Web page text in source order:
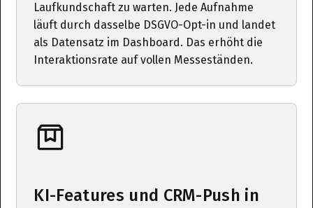
Laufkundschaft zu warten. Jede Aufnahme
läuft durch dasselbe DSGVO-Opt-in und landet
als Datensatz im Dashboard. Das erhöht die
Interaktionsrate auf vollen Messeständen.
KI-Features und CRM-Push in